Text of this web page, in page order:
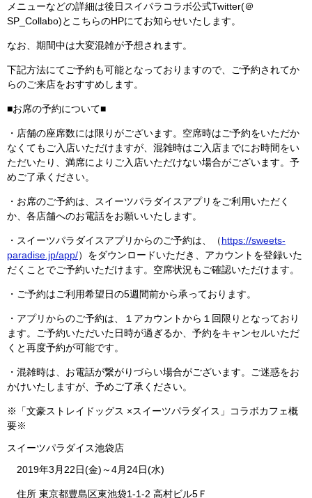
メニューなどの詳細は後日スイパラコラボ公式Twitter(＠
SP_Collabo)とこちらのHPにてお知らせいたします。
なお、期間中は大変混雑が予想されます。
下記方法にてご予約も可能となっておりますので、ご予約されてか
らのご来店をおすすめします。
■お席の予約について■
・店舗の座席数には限りがございます。空席時はご予約をいただか
なくてもご入店いただけますが、混雑時はご入店までにお時間をい
ただいたり、満席によりご入店いただけない場合がございます。予
めご了承ください。
・お席のご予約は、スイーツパラダイスアプリをご利用いただく
か、各店舗へのお電話をお願いいたします。
・スイーツパラダイスアプリからのご予約は、（https://sweets-
paradise.jp/app/）をダウンロードいただき、アカウントを登録いた
だくことでご予約いただけます。空席状況もご確認いただけます。
・ご予約はご利用希望日の5週間前から承っております。
・アプリからのご予約は、１アカウントから１回限りとなっており
ます。ご予約いただいた日時が過ぎるか、予約をキャンセルいただ
くと再度予約が可能です。
・混雑時は、お電話が繋がりづらい場合がございます。ご迷惑をお
かけいたしますが、予めご了承ください。
※「文豪ストレイドッグス ×スイーツパラダイス」コラボカフェ概
要※
スイーツパラダイス池袋店
2019年3月22日(金)～4月24日(水)
住所 東京都豊島区東池袋1-1-2 高村ビル5Ｆ